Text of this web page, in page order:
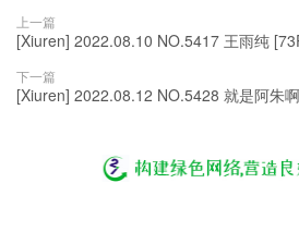
上一篇
[Xiuren] 2022.08.10 NO.5417 王雨纯
下一篇
[Xiuren] 2022.08.12 NO.5428 就是阿朱